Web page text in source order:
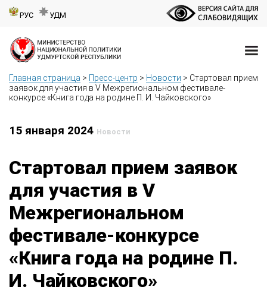
РУС УДМ
Главная страница > Пресс-центр > Новости > Стартовал прием
заявок для участия в V Межрегиональном фестивале-
конкурсе «Книга года на родине П. И. Чайковского»
15 января 2024 Новости
Стартовал прием заявок
для участия в V
Межрегиональном
фестивале-конкурсе
«Книга года на родине П.
И. Чайковского»